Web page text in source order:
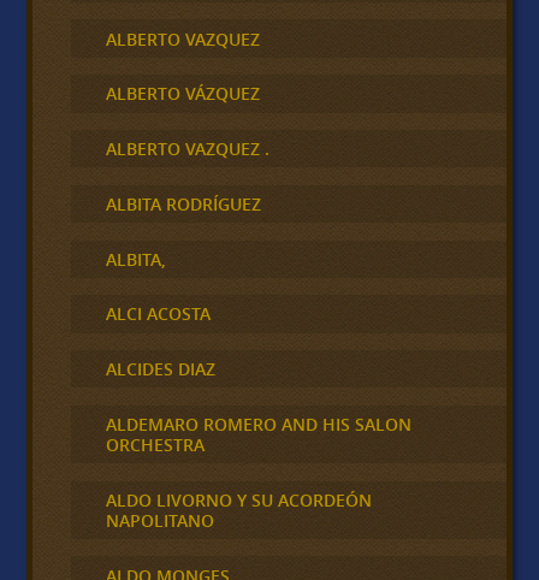
ALBERTO VAZQUEZ
ALBERTO VÁZQUEZ
ALBERTO VAZQUEZ .
ALBITA RODRÍGUEZ
ALBITA,
ALCI ACOSTA
ALCIDES DIAZ
ALDEMARO ROMERO AND HIS SALON
ORCHESTRA
ALDO LIVORNO Y SU ACORDEÓN
NAPOLITANO
ALDO MONGES